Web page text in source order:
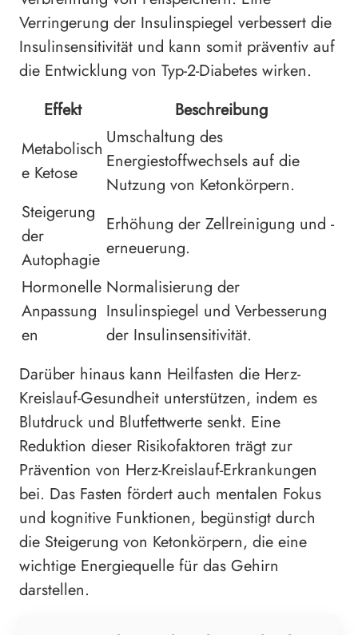
Verringerung der Insulinspiegel verbessert die
Insulinsensitivität und kann somit präventiv auf
die Entwicklung von Typ-2-Diabetes wirken.
Effekt
Beschreibung
Metabolisch
e Ketose
Umschaltung des
Energiestoffwechsels auf die
Nutzung von Ketonkörpern.
Steigerung
der
Autophagie
Erhöhung der Zellreinigung und -
erneuerung.
Hormonelle
Anpassung
en
Normalisierung der
Insulinspiegel und Verbesserung
der Insulinsensitivität.
Darüber hinaus kann Heilfasten die Herz-
Kreislauf-Gesundheit unterstützen, indem es
Blutdruck und Blutfettwerte senkt. Eine
Reduktion dieser Risikofaktoren trägt zur
Prävention von Herz-Kreislauf-Erkrankungen
bei. Das Fasten fördert auch mentalen Fokus
und kognitive Funktionen, begünstigt durch
die Steigerung von Ketonkörpern, die eine
wichtige Energiequelle für das Gehirn
darstellen.